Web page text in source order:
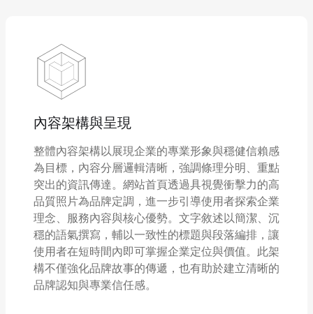
內容架構與呈現
整體內容架構以展現企業的專業形象與穩健信賴感
為目標，內容分層邏輯清晰，強調條理分明、重點
突出的資訊傳達。網站首頁透過具視覺衝擊力的高
品質照片為品牌定調，進一步引導使用者探索企業
理念、服務內容與核心優勢。文字敘述以簡潔、沉
穩的語氣撰寫，輔以一致性的標題與段落編排，讓
使用者在短時間內即可掌握企業定位與價值。此架
構不僅強化品牌故事的傳遞，也有助於建立清晰的
品牌認知與專業信任感。